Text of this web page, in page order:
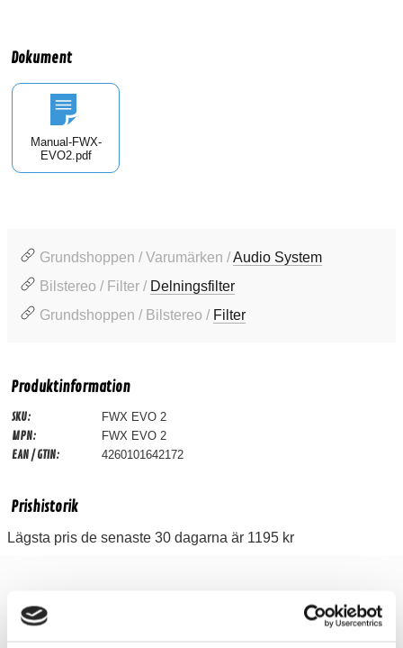
Dokument
Manual-FWX-
EVO2.pdf
Grundshoppen / Varumärken /Audio System
Bilstereo / Filter / Delningsfilter
Grundshoppen / Bilstereo / Filter
Produktinformation
SKU: FWX EVO 2
MPN: FWX EVO 2
EAN / GTIN: 4260101642172
Prishistorik
Lägsta pris de senaste 30 dagarna är 1195 kr